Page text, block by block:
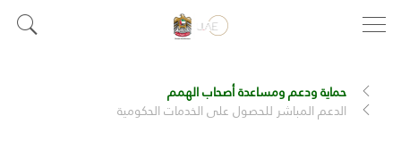
حماية ودعم ومساعدة أصحاب الهمم
الدعم المباشر للحصول على الخدمات الحكومية